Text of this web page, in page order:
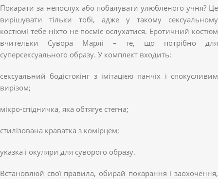
Покарати за непослух або побалувати улюбленого учня? Це
вирішувати тільки тобі, адже у такому сексуальному
костюмі тебе ніхто не посміє ослухатися. Еротичний костюм
вчительки Сувора Марлі – те, що потрібно для
суперсексуального образу. У комплект входить:
сексуальний бодістокінг з імітацією панчіх і спокусливим
вирізом;
мікро-спідничка, яка обтягує стегна;
стилізована краватка з комірцем;
указка і окуляри для суворого образу.
Встановлюй свої правила, обирай покарання і заохочення,